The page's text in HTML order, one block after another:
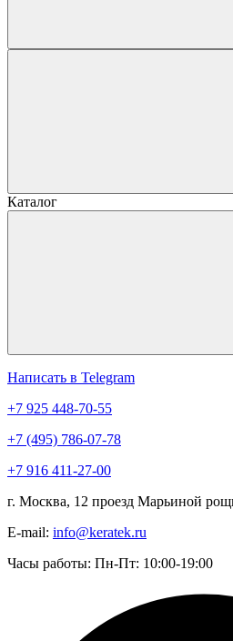
Каталог
Написать в Telegram
+7 925 448-70-55
+7 (495) 786-07-78
+7 916 411-27-00
г. Москва, 12 проезд Марьиной
E-mail: info@keratek.ru
Часы работы: Пн-Пт: 10:00-19:00